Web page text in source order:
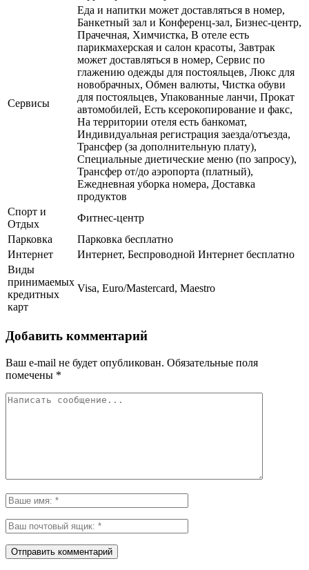
Сервисы
Еда и напитки может доставляться в номер,
Банкетный зал и Конференц-зал, Бизнес-центр,
Прачечная, Химчистка, В отеле есть
парикмахерская и салон красоты, Завтрак
может доставляться в номер, Сервис по
глажению одежды для постояльцев, Люкс для
новобрачных, Обмен валюты, Чистка обуви
для постояльцев, Упакованные ланчи, Прокат
автомобилей, Есть ксерокопирование и факс,
На территории отеля есть банкомат,
Индивидуальная регистрация заезда/отъезда,
Трансфер (за дополнительную плату),
Специальные диетические меню (по запросу),
Трансфер от/до аэропорта (платный),
Ежедневная уборка номера, Доставка
продуктов
Спорт и
Отдых
Фитнес-центр
Парковка
Парковка бесплатно
Интернет
Интернет, Беспроводной Интернет бесплатно
Виды
принимаемых
кредитных
карт
Visa, Euro/Mastercard, Maestro
Добавить комментарий
Ваш e-mail не будет опубликован. Обязательные поля
помечены *